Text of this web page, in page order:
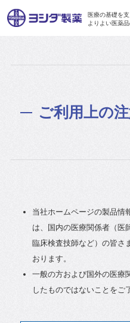
医療の基礎を
よりよい医薬
ご利用上の
当社ホームページの製品情
は、国内の医療関係者（医
臨床検査技師など）の皆さ
おります。
一般の方および国外の医療
したものではないことをご